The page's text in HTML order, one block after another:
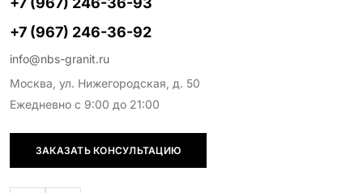
+7 (967) 246-36-92
info@nbs-granit.ru
Москва, ул. Нижегородская, д. 50
Ежедневно с 9:00 до 21:00
ЗАКАЗАТЬ КОНСУЛЬТАЦИЮ